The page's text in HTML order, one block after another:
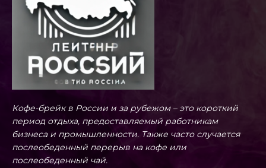
Кофе-брейк в России и за рубежом – это короткий
период отдыха, предоставляемый работникам
бизнеса и промышленности. Также часто случается
послеобеденный перерыв на кофе или
послеобеденный чай.